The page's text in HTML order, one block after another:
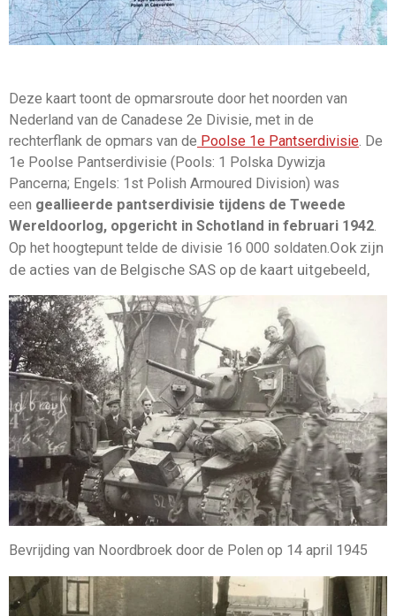
Deze kaart toont de opmarsroute door het noorden van
Nederland van de Canadese 2e Divisie, met in de
rechterflank de opmars van de Poolse 1e Pantserdivisie De
1e Poolse Pantserdivisie (Pools: 1 Polska Dywizja
Pancerna; Engels: 1st Polish Armoured Division) was
een geallieerde pantserdivisie tijdens de Tweede
Wereldoorlog, opgericht in Schotland in februari 1942
Op het hoogtepunt telde de divisie 16 000 soldaten. Ook zijn
de acties van de Belgische SAS op de kaart uitgebeeld,
Bevrijding van Noordbroek door de Polen op 14 april 1945